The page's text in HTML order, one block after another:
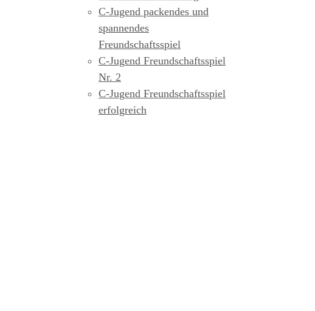
C-Jugend packendes und
spannendes
Freundschaftsspiel
C-Jugend Freundschaftsspiel
Nr. 2
C-Jugend Freundschaftsspiel
erfolgreich